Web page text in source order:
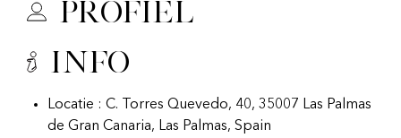
Profiel
Info
Locatie : C. Torres Quevedo, 40, 35007 Las Palmas
de Gran Canaria, Las Palmas, Spain